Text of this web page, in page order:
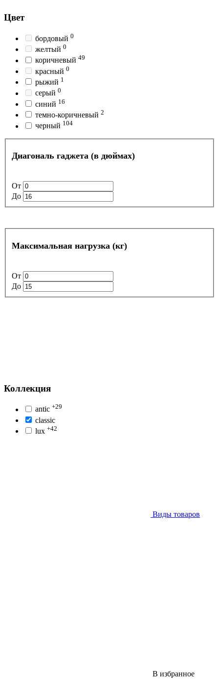
Цвет
бордовый 0
желтый 0
коричневый 49
красный 0
рыжий 1
серый 0
синий 16
темно-коричневый 2
черный 104
Диагональ гаджета (в дюймах)
От
До
Максимальная нагрузка (кг)
От
До
Коллекция
antic +29
classic
lux +42
Виды товаров
В избранное